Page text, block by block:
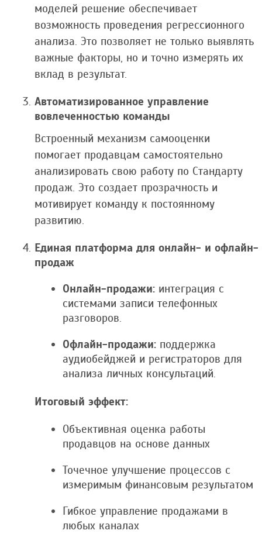
моделей решение обеспечивает
возможность проведения регрессионного
анализа. Это позволяет не только выявлять
важные факторы, но и точно измерять их
вклад в результат.
Автоматизированное управление
вовлеченностью команды
Встроенный механизм самооценки
помогает продавцам самостоятельно
анализировать свою работу по Стандарту
продаж. Это создает прозрачность и
мотивирует команду к постоянному
развитию.
Единая платформа для онлайн- и офлайн-
продаж
Онлайн-продажи: интеграция с
системами записи телефонных
разговоров.
Офлайн-продажи: поддержка
аудиобейджей и регистраторов для
анализа личных консультаций.
Итоговый эффект:
Объективная оценка работы
продавцов на основе данных
Точечное улучшение процессов с
измеримым финансовым результатом
Гибкое управление продажами в
любых каналах